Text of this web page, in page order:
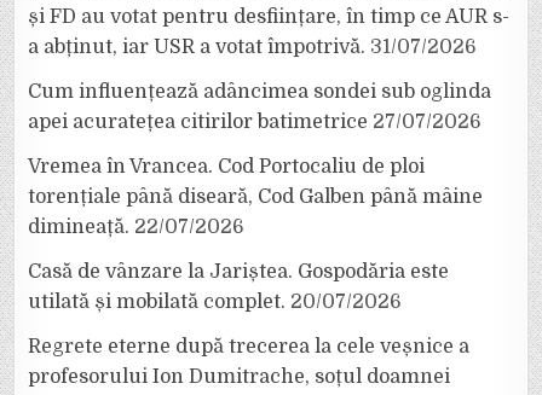
și FD au votat pentru desființare, în timp ce AUR s-
a abținut, iar USR a votat împotrivă. 31/07/2026
Cum influențează adâncimea sondei sub oglinda
apei acuratețea citirilor batimetrice 27/07/2026
Vremea în Vrancea. Cod Portocaliu de ploi
torențiale până diseară, Cod Galben până mâine
dimineață. 22/07/2026
Casă de vânzare la Jariștea. Gospodăria este
utilată și mobilată complet. 20/07/2026
Regrete eterne după trecerea la cele veșnice a
profesorului Ion Dumitrache, soțul doamnei